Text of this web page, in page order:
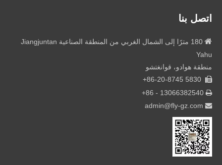
اتصل بنا

180 مترًا إلى الشمال الغربي من المنطقة الصناعية Jiangjuntan
Yahu
منطقة هوادو، قوانغتشو


13066382540 - 86
+

admin@fly-gz.com